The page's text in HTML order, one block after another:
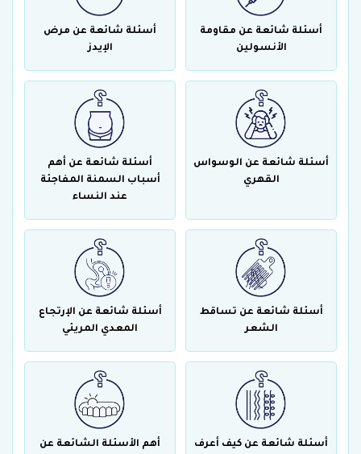
أسئلة شائعة عن مقاومة
الأنسولين
أسئلة شائعة عن مرض
الإيدز
أسئلة شائعة عن الوسواس
القهري
أسئلة شائعة عن أهم
أسباب السمنة المفاجئة
عند النساء
أسئلة شائعة عن تساقط
الشعر
أسئلة شائعة عن الإرتجاع
المعدي المريئي
أسئلة شائعة عن كيف أعرف
أهم الأسئلة الشائعة عن